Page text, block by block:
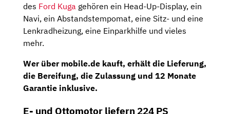
des Ford Kuga gehören ein Head-Up-Display, ein
Navi, ein Abstandstempomat, eine Sitz- und eine
Lenkradheizung, eine Einparkhilfe und vieles
mehr.
Wer über mobile.de kauft, erhält die Lieferung,
die Bereifung, die Zulassung und 12 Monate
Garantie inklusive.
E- und Ottomotor liefern 224 PS